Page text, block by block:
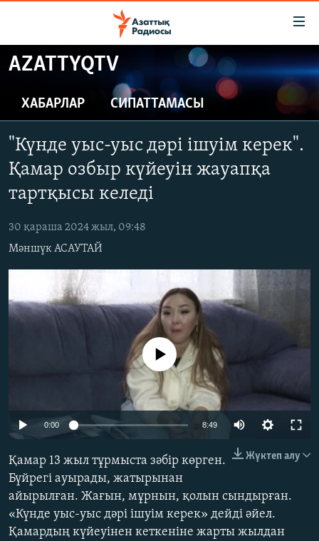
Skip
to
content
main
Navigation
Skip
Search
ЖАҢАЛЫҚТАР
САЯСАТ
ҚАҢТАР ОҚИҒАСЫ
АДАМ ҚҰҚЫҚТАРЫ
ӘЛЕУМЕТ
ӘЛЕМ
АРНАЙЫ ЖОБАЛАР
Русский
AZATTYQTV
ХАБАРЛАР СИПАТТАМАСЫ
"Күнде уыс-уыс дәрі ішуім керек".
Қамар озбыр күйеуін жауапқа
тартқысы келеді
30 қараша 2024 жыл, 09:48
Мәншүк АСАУТАЙ
240p 360p 480p
No media source currently available
0:00 8:49
480p
Жүктеп алу
Қамар 13 жыл тұрмыста зәбір көрген.
Бүйрегі ауырады, жатырынан
айырылған. Жағын, мұрнын, қолын сындырған.
«Күнде уыс-уыс дәрі ішуім керек» дейді әйел.
Қамардың күйеуінен кеткеніне жарты жылдан